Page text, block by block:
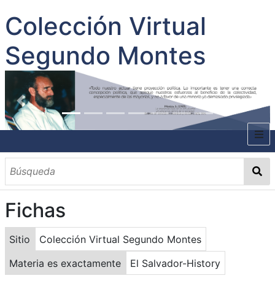
Colección Virtual
Segundo Montes
INICIO
SOBRE EL AUTOR
CONTENIDO
TODOS LOS DOCUMENTOS
CATEGORIAS
OBRAS SOBRE EL AUTOR P. SEGUNDO MONTES
MATERIAS
PALABRAS CLAVES
MULTIMEDIA
GALERÍA
Fichas
Sitio
Colección Virtual Segundo Montes
Materia es exactamente
El Salvador-History